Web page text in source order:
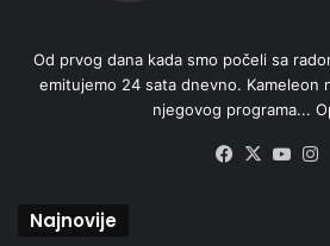
Od prvog dana kada smo počeli sa
emitujemo 24 sata dnevno. Kameleon
njegovog programa...
Facebook
X
Najnovije